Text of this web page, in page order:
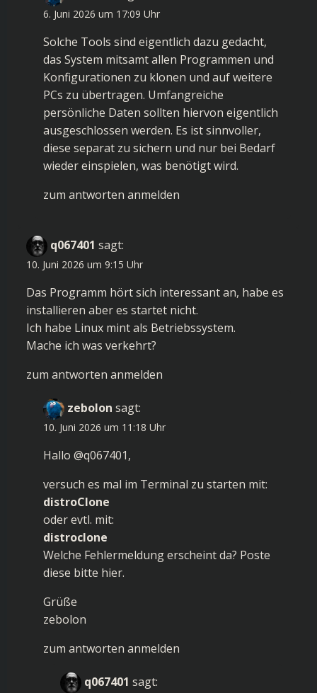
6. Juni 2026 um 17:09 Uhr
Solche Tools sind eigentlich dazu gedacht,
das System mitsamt allen Programmen und
Konfigurationen zu klonen und auf weitere
PCs zu übertragen. Umfangreiche
persönliche Daten sollten hiervon eigentlich
ausgeschlossen werden. Es ist sinnvoller,
diese separat zu sichern und nur bei Bedarf
wieder einspielen, was benötigt wird.
zum antworten anmelden
q067401 sagt:
10. Juni 2026 um 9:15 Uhr
Das Programm hört sich interessant an, habe es
installieren aber es startet nicht.
Ich habe Linux mint als Betriebssystem.
Mache ich was verkehrt?
zum antworten anmelden
zebolon sagt:
10. Juni 2026 um 11:18 Uhr
Hallo @q067401,
versuch es mal im Terminal zu starten mit:
distroClone
oder evtl. mit:
distroclone
Welche Fehlermeldung erscheint da? Poste
diese bitte hier.
Grüße
zebolon
zum antworten anmelden
q067401 sagt: